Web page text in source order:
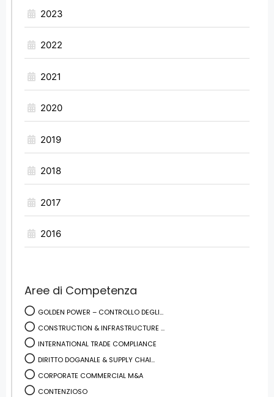
2023
2022
2021
2020
2019
2018
2017
2016
Aree di Competenza
GOLDEN POWER – CONTROLLO DEGLI...
CONSTRUCTION & INFRASTRUCTURE ...
INTERNATIONAL TRADE COMPLIANCE
DIRITTO DOGANALE & SUPPLY CHAI...
CORPORATE COMMERCIAL M&A
CONTENZIOSO